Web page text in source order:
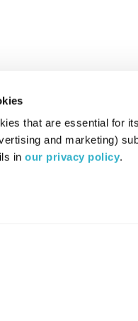
that are essential for
and marketing)
in our privacy policy.